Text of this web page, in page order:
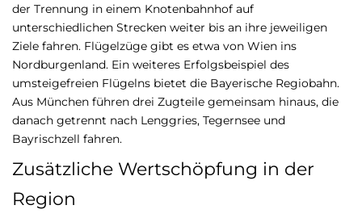
der Trennung in einem Knotenbahnhof auf
unterschiedlichen Strecken weiter bis an ihre jeweiligen
Ziele fahren. Flügelzüge gibt es etwa von Wien ins
Nordburgenland. Ein weiteres Erfolgsbeispiel des
umsteigefreien Flügelns bietet die Bayerische Regiobahn.
Aus München führen drei Zugteile gemeinsam hinaus, die
danach getrennt nach Lenggries, Tegernsee und
Bayrischzell fahren.
Zusätzliche Wertschöpfung in der
Region